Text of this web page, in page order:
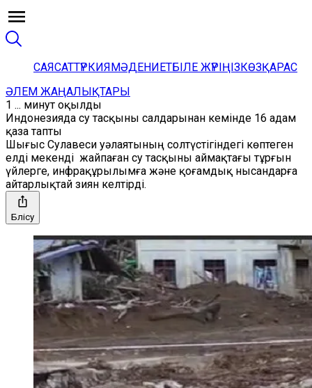
САЯСАТТҮРКИЯМӘДЕНИЕТБІЛЕ ЖҮРІҢІЗКӨЗҚАРАС
ӘЛЕМ ЖАҢАЛЫҚТАРЫ
1 ... минут оқылды
Индонезияда су тасқыны салдарынан кемінде 16 адам
қаза тапты
Шығыс Сулавеси уәлаятының солтүстігіндегі көптеген
елді мекенді жайпаған су тасқыны аймақтағы тұрғын
үйлерге, инфрақұрылымға және қоғамдық нысандарға
айтарлықтай зиян келтірді.
Бөлісу